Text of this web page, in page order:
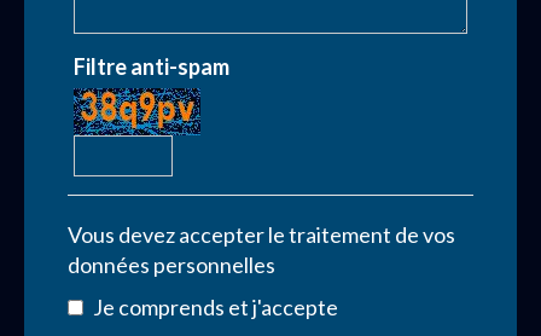
Filtre anti-spam
Vous devez accepter le traitement de vos
données personnelles
Je comprends et j'accepte